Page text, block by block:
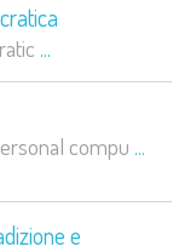
...
compu ...
e